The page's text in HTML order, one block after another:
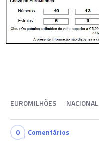
EUROMILHÕES NACIONAL
0 Comentários